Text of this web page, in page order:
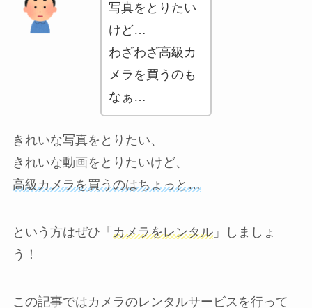
写真をとりたい
けど…
わざわざ高級カ
メラを買うのも
なぁ…
きれいな写真をとりたい、
きれいな動画をとりたいけど、
高級カメラを買うのはちょっと…
という方はぜひ「 カメラをレンタル」しましょ
う！
この記事ではカメラのレンタルサービスを行って